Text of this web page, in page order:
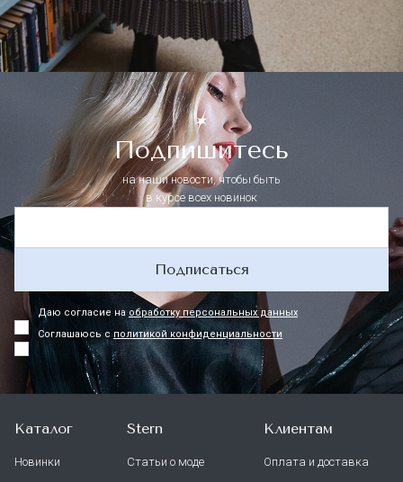
Подпишитесь
на наши новости, чтобы быть
в курсе всех новинок
Подписаться
Даю согласие наобработку персональных данных
Соглашаюсь с политикой конфиденциальности
Каталог
Новинки
Stern
Статьи о моде
Клиентам
Оплата и доставка